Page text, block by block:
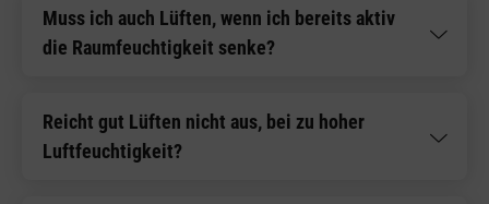
Muss ich auch Lüften, wenn ich bereits aktiv
die Raumfeuchtigkeit senke?
Reicht gut Lüften nicht aus, bei zu hoher
Luftfeuchtigkeit?